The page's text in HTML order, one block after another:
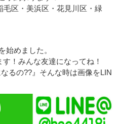
毛区・美浜区・花見川区・緑
始めました。
！みんな友達になってね！
るの??』そんな時は画像をLIN